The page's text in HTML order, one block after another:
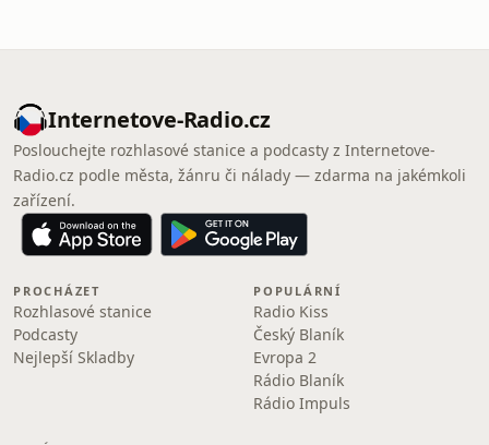
Internetove-Radio.cz
Poslouchejte rozhlasové stanice a podcasty z Internetove-
Radio.cz podle města, žánru či nálady — zdarma na jakémkoli
zařízení.
PROCHÁZET
Rozhlasové stanice
Podcasty
Nejlepší Skladby
POPULÁRNÍ
Radio Kiss
Český Blaník
Evropa 2
Rádio Blaník
Rádio Impuls